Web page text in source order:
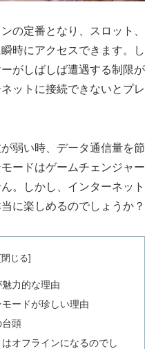
の定番となり、スロット、
時にアクセスできます。し
がしばしば遭遇する制限が
ットに接続できないとプレ
弱い時、データ通信量を節
ードはゲームチェンジャー
。しかし、インターネット
に楽しめるのでしょうか？
力的な理由
ードが珍しい理由
台頭
オフラインになるのでし